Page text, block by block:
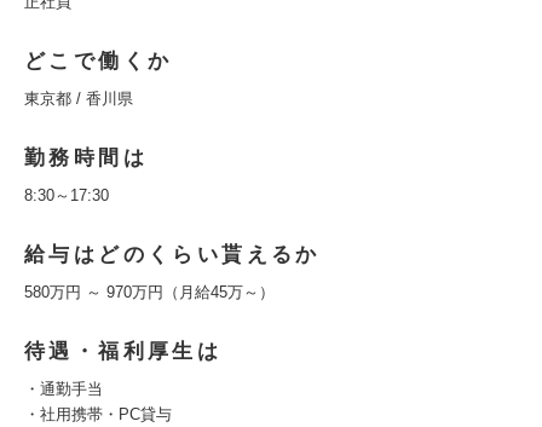
どこで働くか
東京都 / 香川県
勤務時間は
8:30～17:30
給与はどのくらい貰えるか
580万円 ～ 970万円（月給45万～）
待遇・福利厚生は
・通勤手当
・社用携帯・PC貸与